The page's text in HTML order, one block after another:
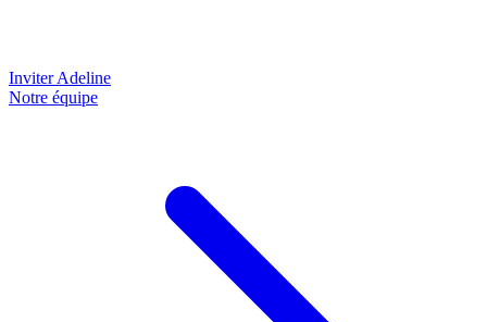
Inviter Adeline
Notre équipe